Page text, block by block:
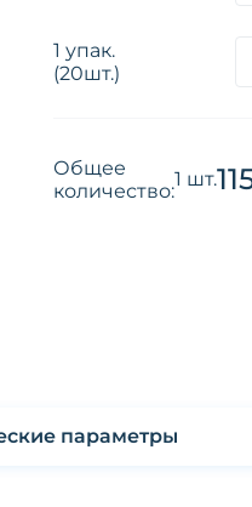
1 упак.
(20шт.)
Общее
количество:1 шт.
Физико-химические параметры